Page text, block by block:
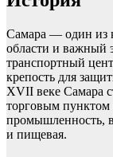
Самара — один из
области и важный
транспортный
крепость для
XVII веке Самара
торговым пунктом
промышленность, в
и пищевая.